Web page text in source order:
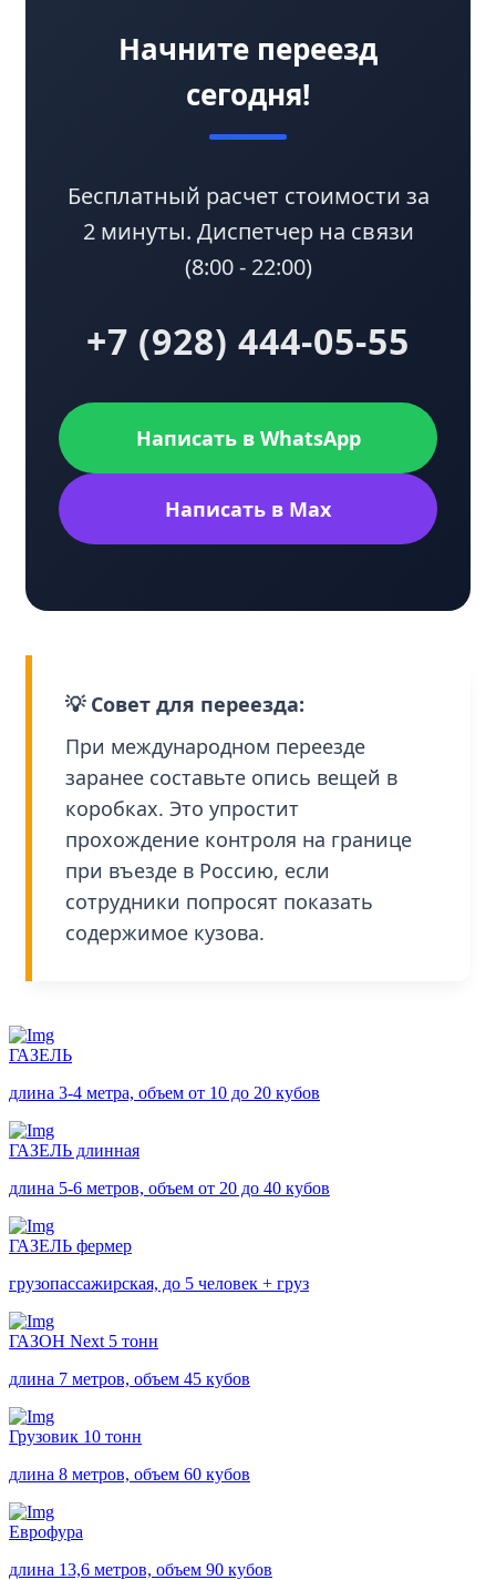
Начните переезд
сегодня!
Бесплатный расчет стоимости за
2 минуты. Диспетчер на связи
(8:00 - 22:00)
+7 (928) 444-05-55
Написать в WhatsApp
Написать в Max
💡 Совет для переезда:
При международном переезде
заранее составьте опись вещей в
коробках. Это упростит
прохождение контроля на границе
при въезде в Россию, если
сотрудники попросят показать
содержимое кузова.
ГАЗЕЛЬ
длина 3-4 метра, объем от 10 до 20 кубов
ГАЗЕЛЬ длинная
длина 5-6 метров, объем от 20 до 40 кубов
ГАЗЕЛЬ фермер
грузопассажирская, до 5 человек + груз
ГАЗОН Next 5 тонн
длина 7 метров, объем 45 кубов
Грузовик 10 тонн
длина 8 метров, объем 60 кубов
Еврофура
длина 13,6 метров, объем 90 кубов